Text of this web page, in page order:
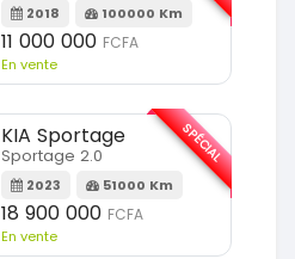
2018 100000 Km
11 000 000 FCFA
En vente
KIA Sportage
Sportage 2.0
2023 51000 Km
18 900 000 FCFA
En vente
SPÉCIAL